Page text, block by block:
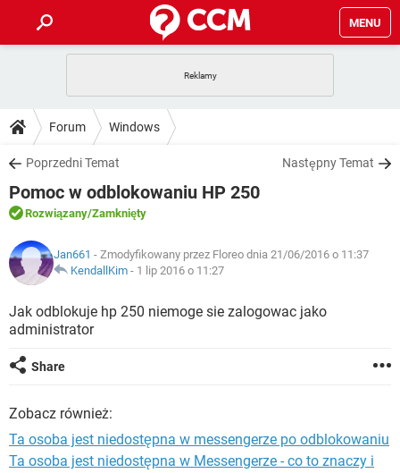
MENU
GRY
SPOTIFY
INSTAGRAM FACEBOOK
WINDOWS 10
PORADY
PlayStation
SPOTIFY
INSTAGRAM
WINDOWS 10
DO POBRANIA
ANDROID TIKTOK
GRY
IOS NETFLIX
INSTAGRAM
WINDOWS 10
FORUM
COVID-19
GRY WHATSAPP
INSTAGRAM
WINDOWS 10
ARTYKUŁY
COVID-19
GRY WHATSAPP
INSTAGRAM
WINDOWS 10
Forum Windows
Poprzedni Temat Następny Temat
Pomoc w odblokowaniu HP 250
Rozwiązany/Zamknięty
Jan661 - Zmodyfikowany przez Floreo dnia 21/06/2016 o 11:37
KendallKim - 1 lip 2016 o 11:27
Jak odblokuje hp 250 niemoge sie zalogowac jako
administrator
Share
Zobacz również:
Ta osoba jest niedostępna w messengerze po odblokowaniu
Ta osoba jest niedostępna w Messengerze - co to znaczy i